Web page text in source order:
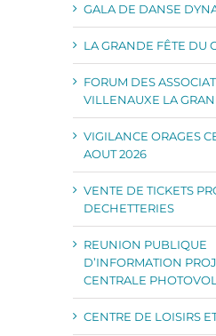
GALA DE DANSE
LA GRANDE FÊTE DU
FORUM DES
VILLENAUXE LA
VIGILANCE ORAGES
AOUT 2026
VENTE DE TICKETS
DECHETTERIES
REUNION PUBLIQUE
D’INFORMATION
CENTRALE
CENTRE DE LOISIRS